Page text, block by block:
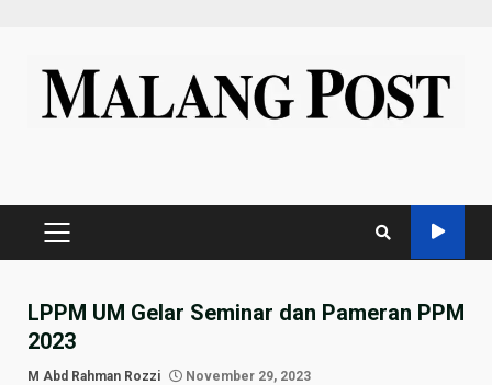
content
PRIMARY
LPPM UM Gelar Seminar dan Pameran PPM
2023
M Abd Rahman Rozzi November 29, 2023